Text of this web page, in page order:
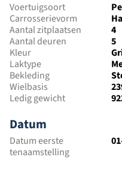
Voertuigsoort
Carrosserievorm
Aantal zitplaatsen
4
Aantal deuren
5
Kleur
Laktype
Bekleding
Wielbasis
Ledig gewicht
Datum
Datum eerste
tenaamstelling